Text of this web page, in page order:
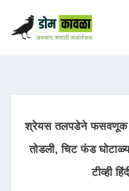
श्रेयस तलपडेने फसवणूक
तोडली, चिट फंड
टीव्ही